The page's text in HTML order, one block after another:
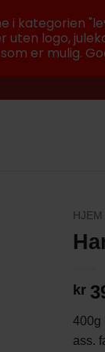
HJEM
kr
400g
ass.
kategorien
logo,
er mulig.